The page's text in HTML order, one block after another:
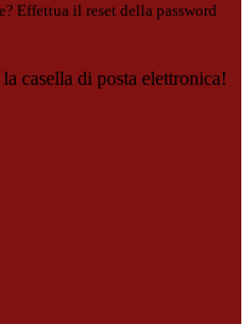
Effettua il reset della password
casella di posta elettronica!